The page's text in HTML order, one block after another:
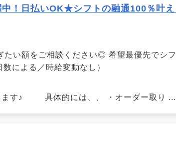
！日払いOK★シフトの融通100％叶え
い額をご相談ください◎ 希望最優先でシ
による／時給変動なし）
ます♪ 具体的には、、 ・オーダー取り ...